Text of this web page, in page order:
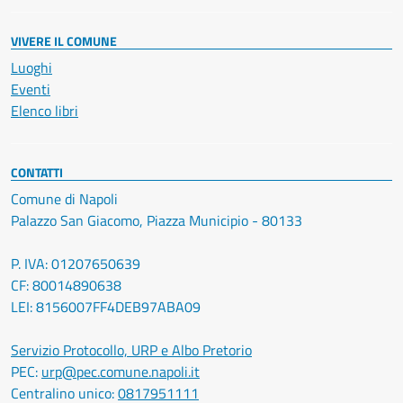
VIVERE IL COMUNE
Luoghi
Eventi
Elenco libri
CONTATTI
Comune di Napoli
Palazzo San Giacomo, Piazza Municipio - 80133
P. IVA: 01207650639
CF: 80014890638
LEI: 8156007FF4DEB97ABA09
Servizio Protocollo, URP e Albo Pretorio
PEC: urp@pec.comune.napoli.it
Centralino unico:0817951111